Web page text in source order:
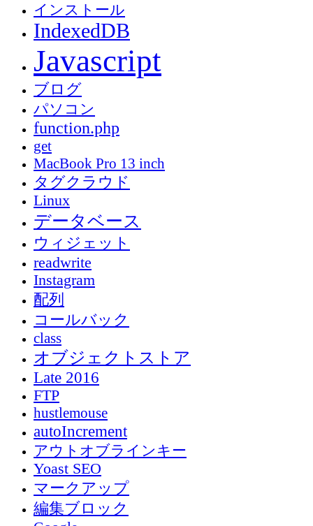
インストール
IndexedDB
Javascript
ブログ
パソコン
function.php
get
MacBook Pro 13 inch
タグクラウド
Linux
データベース
ウィジェット
readwrite
Instagram
配列
コールバック
class
オブジェクトストア
Late 2016
FTP
hustlemouse
autoIncrement
アウトオブラインキー
Yoast SEO
マークアップ
編集ブロック